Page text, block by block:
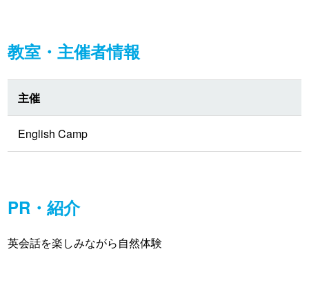
教室・主催者情報
主催
English Camp
PR・紹介
英会話を楽しみながら自然体験